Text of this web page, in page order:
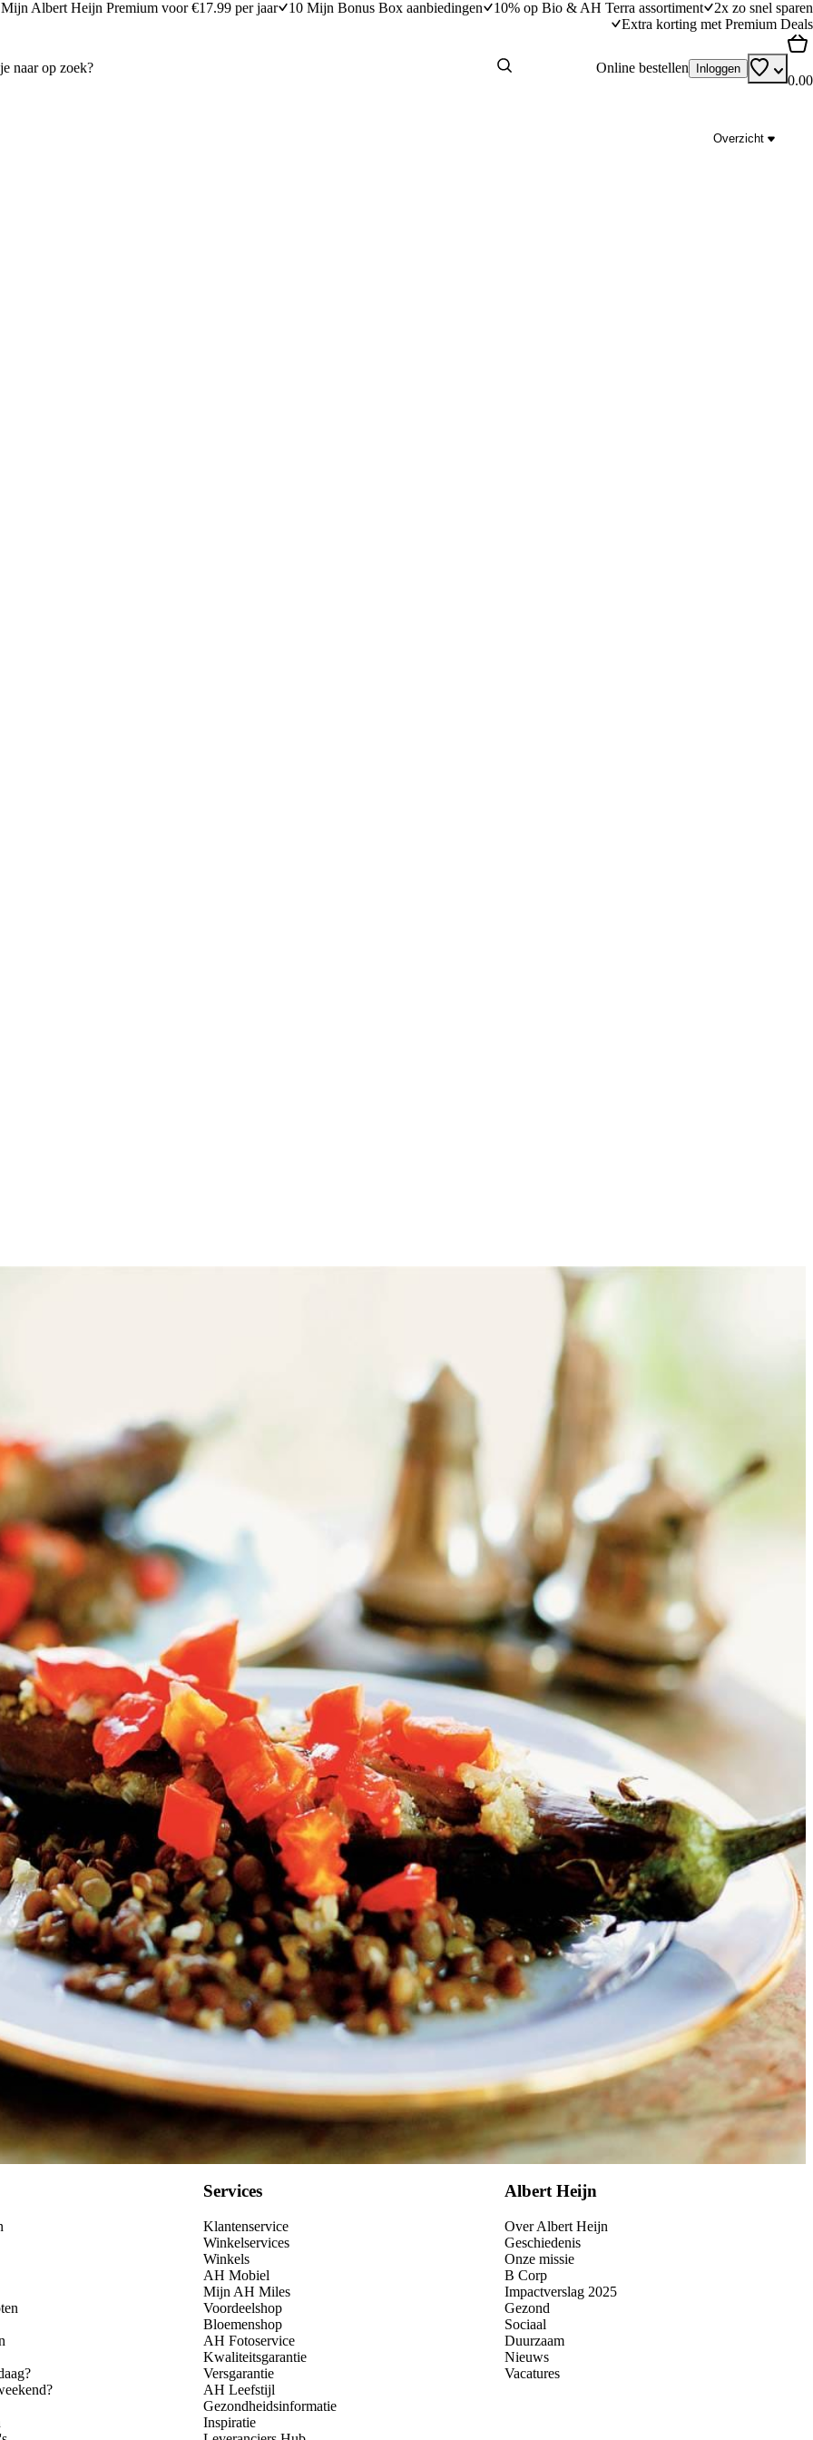
Mijn Albert Heijn Premium voor €17.99 per jaar 10 Mijn Bonus Box aanbiedingen 10% op Bio & AH Terra assortiment
2x zo snel sparen
Extra korting met Premium Deals
Online bestellen Inloggen
0.00
Overzicht
Kies producten
niet geheel door. Snipper de ui. Snijd de knoflook en rode peper fijn. Rasp de gemberwortel.
komijn, kokos en het water tot een pasta. Verhit in een pan de olie en de sesamolie en bak hierin de specerijenpasta 1 min. al
Bestrooi met zout en voeg het hete water toe. Leg de deksel op de pan en stoof de aubergines in 15 min. gaar.
kookvocht. Verwarm de linzen nog 3 min. tot het vocht verdampt is. Breng op smaak met peper en eventueel zout.
Wat vond je van dit recept?
Services
Klantenservice
Winkelservices
Winkels
AH Mobiel
Mijn AH Miles
Voordeelshop
Bloemenshop
AH Fotoservice
Kwaliteitsgarantie
Versgarantie
AH Leefstijl
Gezondheidsinformatie
Inspiratie
Albert Heijn
Over Albert Heijn
Geschiedenis
Onze missie
B Corp
Impactverslag 2025
Gezond
Sociaal
Duurzaam
Nieuws
Vacatures